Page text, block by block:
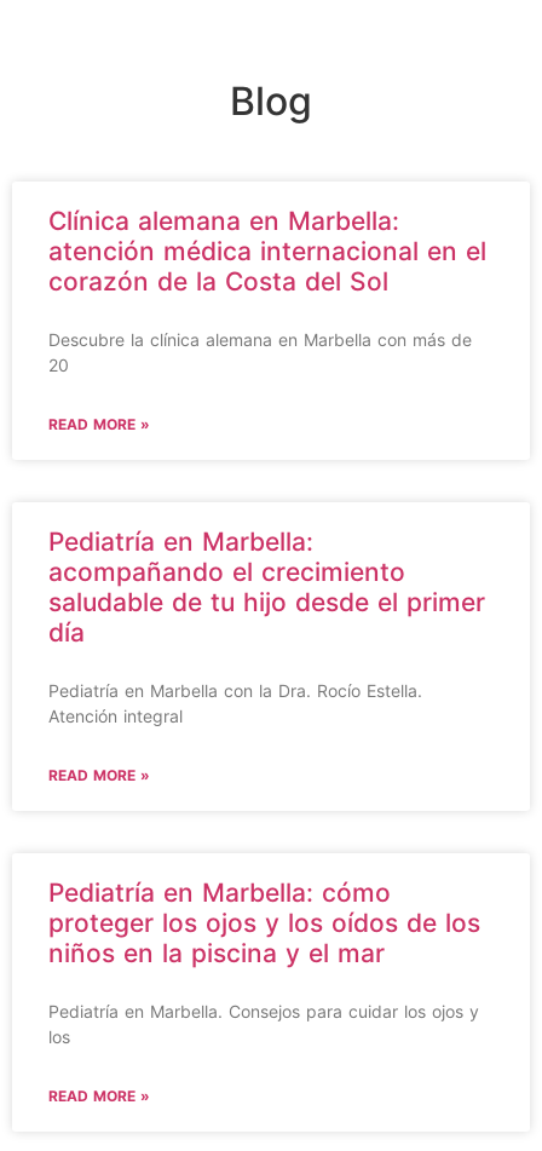
Blog
Clínica alemana en Marbella:
atención médica internacional en el
corazón de la Costa del Sol
Descubre la clínica alemana en Marbella con más de
20
READ MORE »
Pediatría en Marbella:
acompañando el crecimiento
saludable de tu hijo desde el primer
día
Pediatría en Marbella con la Dra. Rocío Estella.
Atención integral
READ MORE »
Pediatría en Marbella: cómo
proteger los ojos y los oídos de los
niños en la piscina y el mar
Pediatría en Marbella. Consejos para cuidar los ojos y
los
READ MORE »